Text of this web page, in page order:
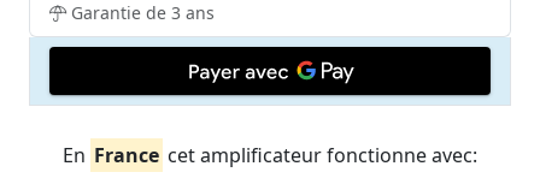
Garantie de 3 ans
En France cet amplificateur fonctionne avec: